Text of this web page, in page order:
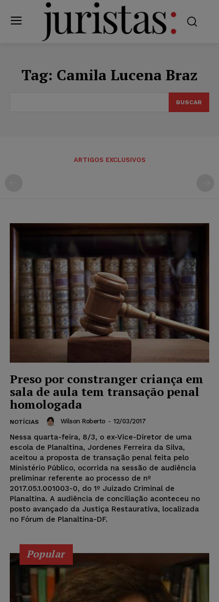
Tag: Camila Lucena Braz
BUSCAR
ARTIGOS EXCLUSIVOS
Preso por constranger criança em
sala de aula tem transação penal
homologada
NOTÍCIAS Wilson Roberto - 12/03/2017
Nessa quarta-feira, 8/3, o ex-Vice-Diretor de uma
escola de Planaltina, Jordenes Ferreira da Silva,
aceitou a proposta de transação penal feita pelo
Ministério Público, ocorrida na sessão de audiência
preliminar referente ao processo de nº
2017.05.1.001003-0, do 1º Juizado Criminal de
Planaltina. A audiência de conciliação aconteceu no
posto avançado da Justiça Restaurativa, localizada
no Fórum de Planaltina-DF.
Popular